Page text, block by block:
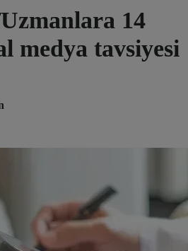
14
medya tavsiyesi